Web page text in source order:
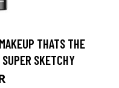
THATS THE
SKETCHY
myös -200
konsultaation